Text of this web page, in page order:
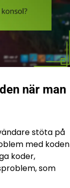
när man
stöta på
med koden
koder,
som